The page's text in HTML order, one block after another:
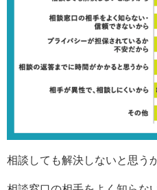
相談しても解決しないと思う